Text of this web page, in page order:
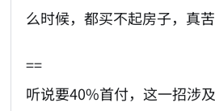
么时候，都买不起房子，真
==
听说要40%首付，这一招涉